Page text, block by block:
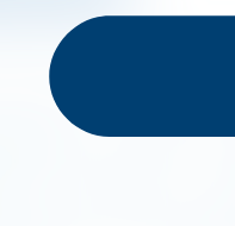
Creative